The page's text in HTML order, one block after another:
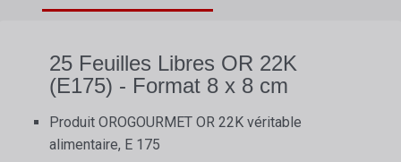
25 Feuilles Libres OR 22K
(E175) - Format 8 x 8 cm
Produit OROGOURMET OR 22K véritable
alimentaire, E 175